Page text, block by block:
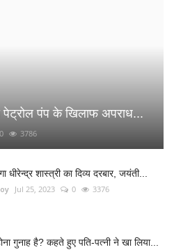
पेट्रोल पंप के खिलाफ अपराध...
0 3786
धीरेन्द्र शास्त्री का दिव्य दरबार, जयंती...
Jul 25, 2023 0 3376
गुनाह है? कहते हुए पति-पत्नी ने खा लिया...